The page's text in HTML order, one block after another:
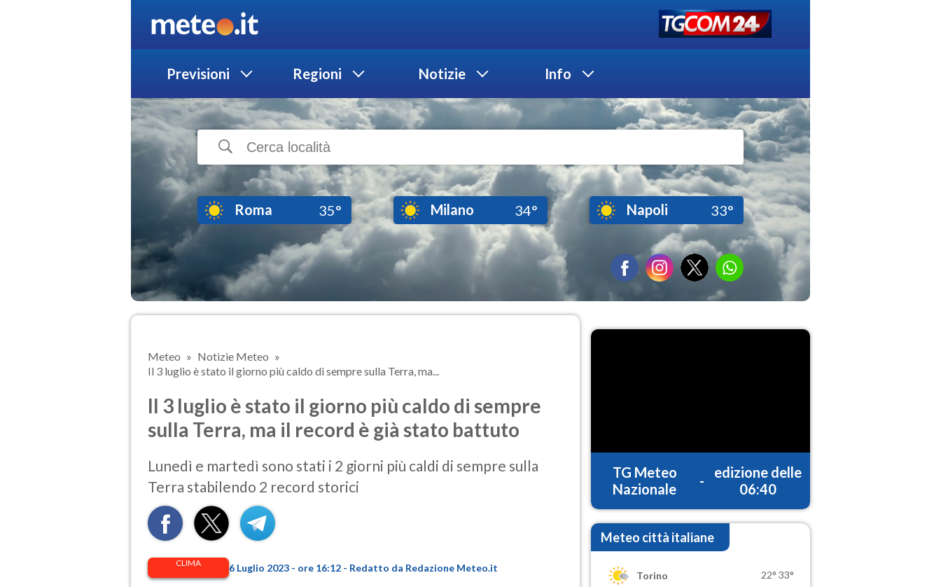
Previsioni Regioni Notizie Info
Roma 35° Milano 34° Napoli 33°
Meteo
Notizie Meteo
Il 3 luglio è stato il giorno più caldo di sempre sulla Terra, ma...
Il 3 luglio è stato il giorno più caldo di sempre
sulla Terra, ma il record è già stato battuto
Lunedì e martedì sono stati i 2 giorni più caldi di sempre sulla
Terra stabilendo 2 record storici
CLIMA 6 Luglio 2023 - ore 16:12 - Redatto da Redazione Meteo.it
TG Meteo
Nazionale
-
edizione delle
06:40
Meteo città italiane
Torino 22° 33°